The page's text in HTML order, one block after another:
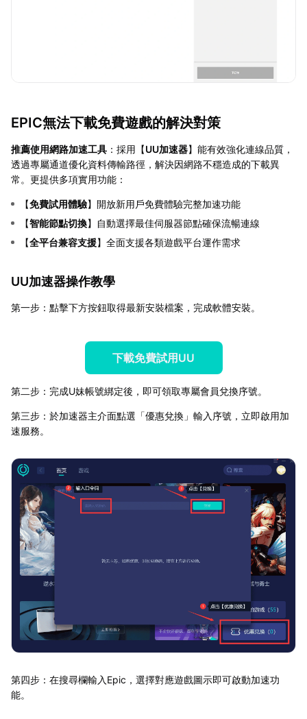
EPIC無法下載免費遊戲的解決對策
推薦使用網路加速工具 ：採用【UU加速器】能有效強化連線品質，
透過專屬通道優化資料傳輸路徑，解決因網路不穩造成的下載異
常。更提供多項實用功能：
【免費試用體驗】開放新用戶免費體驗完整加速功能
【智能節點切換】自動選擇最佳伺服器節點確保流暢連線
【全平台兼容支援】全面支援各類遊戲平台運作需求
UU加速器操作教學
第一步：點擊下方按鈕取得最新安裝檔案，完成軟體安裝。
下載免費試用UU
第二步：完成U妹帳號綁定後，即可領取專屬會員兌換序號。
第三步：於加速器主介面點選「優惠兌換」輸入序號，立即啟用加
速服務。
第四步：在搜尋欄輸入Epic，選擇對應遊戲圖示即可啟動加速功
能。